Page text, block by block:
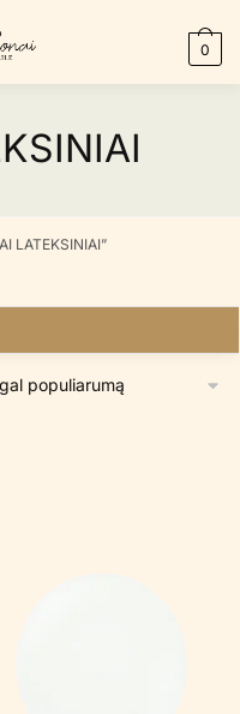
0
LATEKSINIAI”